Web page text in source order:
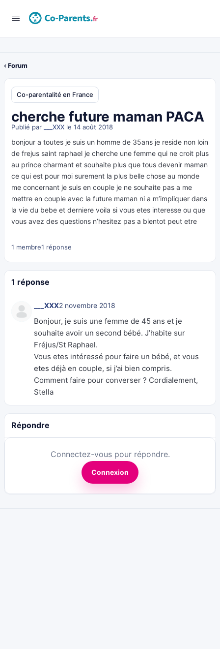
‹ Forum
Co-parentalité en France
cherche future maman PACA
Publié par ___XXX le 14 août 2018
bonjour a toutes je suis un homme de 35ans je reside non loin
de frejus saint raphael je cherche une femme qui ne croit plus
au prince charmant et souhaite plus que tous devenir maman
ce qui est pour moi surement la plus belle chose au monde
me concernant je suis en couple je ne souhaite pas a me
mettre en couple avec la future maman ni a m’impliquer dans
la vie du bebe et derniere voila si vous etes interesse ou que
vous avez des questions n’hesitez pas a bientot peut etre
1 membre1 réponse
1 réponse
___XXX2 novembre 2018
Bonjour, je suis une femme de 45 ans et je
souhaite avoir un second bébé. J’habite sur
Fréjus/St Raphael.
Vous etes intéressé pour faire un bébé, et vous
etes déjà en couple, si j’ai bien compris.
Comment faire pour converser ? Cordialement,
Stella
Répondre
Connectez-vous pour répondre.
Connexion